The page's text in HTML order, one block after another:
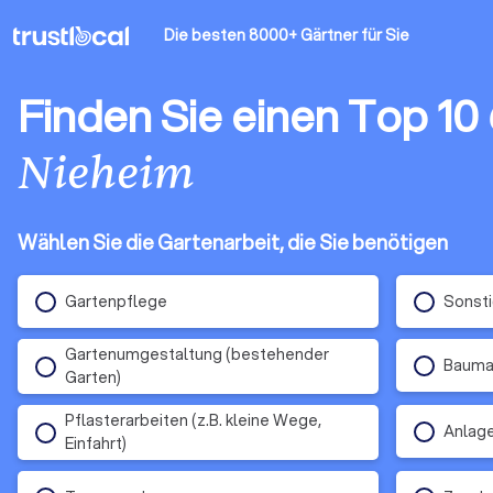
Die besten 8000+ Gärtner für Sie
Finden Sie einen Top 10
Nieheim
Wählen Sie die Gartenarbeit, die Sie benötigen
Gartenpflege
Gartenumgestaltung (bestehender
Garten)
Pflasterarbeiten (z.B. kleine Wege,
Einfahrt)